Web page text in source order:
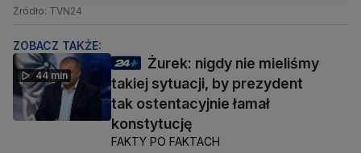
Źródło: TVN24
ZOBACZ TAKŻE:
44 min
Żurek: nigdy nie mieliśmy
takiej sytuacji, by prezydent
tak ostentacyjnie łamał
konstytucję
FAKTY PO FAKTACH